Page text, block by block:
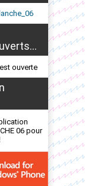
ouverte
06 pour